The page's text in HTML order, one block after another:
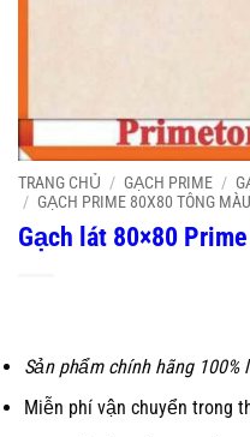
TRANG CHỦ / GẠCH PRIME /
/ GẠCH PRIME 80X80 TÔNG
Gạch lát 80×80
Sản phẩm chính hãng 100%
Miễn phí vận chuyển trong